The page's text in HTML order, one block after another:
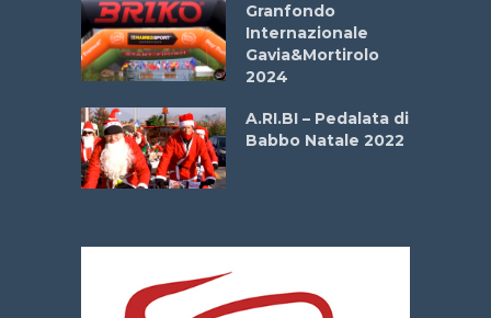
Granfondo
Internazionale
Gavia&Mortirolo
2024
A.RI.BI – Pedalata di
Babbo Natale 2022